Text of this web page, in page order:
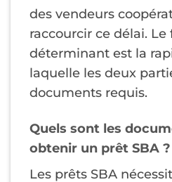
des vendeurs
raccourcir ce délai.
déterminant est la
laquelle les deux
documents requis.
Quels sont les
obtenir un prêt SBA ?
Les prêts SBA